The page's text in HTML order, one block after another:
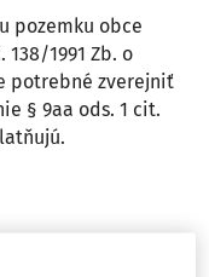
pozemku obce
1991 Zb. o
potrebné zverejniť
§ 9aa ods. 1 cit.